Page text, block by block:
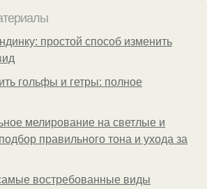
простой способ изменить
гольфы и гетры: полное
мелирование на светлые и
правильного тона и ухода за
востребованные виды